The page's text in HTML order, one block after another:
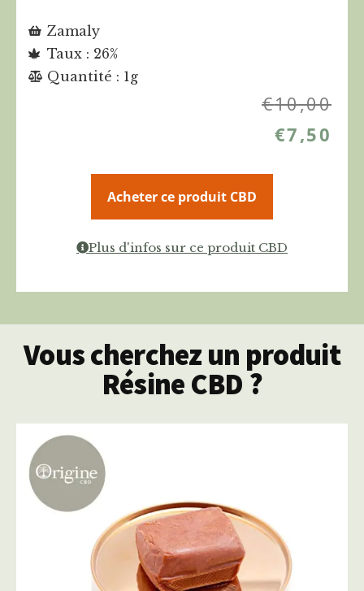
Zamaly
Taux : 26%
Quantité : 1g
€10,00
€7,50
Acheter ce produit CBD
Plus d'infos sur ce produit CBD
Vous cherchez un produit
Résine CBD ?